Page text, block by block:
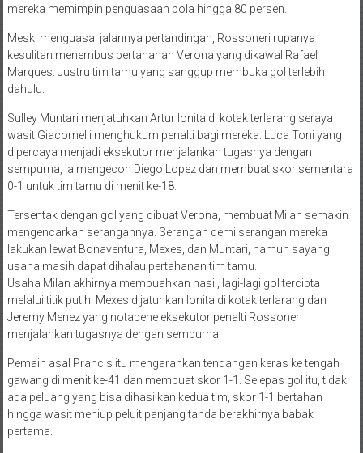
mereka memimpin penguasaan bola hingga 80 persen.
Meski menguasai jalannya pertandingan, Rossoneri rupanya
kesulitan menembus pertahanan Verona yang dikawal Rafael
Marques. Justru tim tamu yang sanggup membuka gol terlebih
dahulu.
Sulley Muntari menjatuhkan Artur Ionita di kotak terlarang seraya
wasit Giacomelli menghukum penalti bagi mereka. Luca Toni yang
dipercaya menjadi eksekutor menjalankan tugasnya dengan
sempurna, ia mengecoh Diego Lopez dan membuat skor sementara
0-1 untuk tim tamu di menit ke-18.
Tersentak dengan gol yang dibuat Verona, membuat Milan semakin
mengencarkan serangannya. Serangan demi serangan mereka
lakukan lewat Bonaventura, Mexes, dan Muntari, namun sayang
usaha masih dapat dihalau pertahanan tim tamu.
Usaha Milan akhirnya membuahkan hasil, lagi-lagi gol tercipta
melalui titik putih. Mexes dijatuhkan Ionita di kotak terlarang dan
Jeremy Menez yang notabene eksekutor penalti Rossoneri
menjalankan tugasnya dengan sempurna.
Pemain asal Prancis itu mengarahkan tendangan keras ke tengah
gawang di menit ke-41 dan membuat skor 1-1. Selepas gol itu, tidak
ada peluang yang bisa dihasilkan kedua tim, skor 1-1 bertahan
hingga wasit meniup peluit panjang tanda berakhirnya babak
pertama.